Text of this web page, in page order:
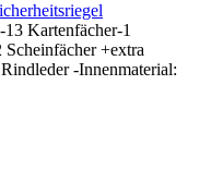
Kartenfächer-1
+extra
-Innenmaterial: